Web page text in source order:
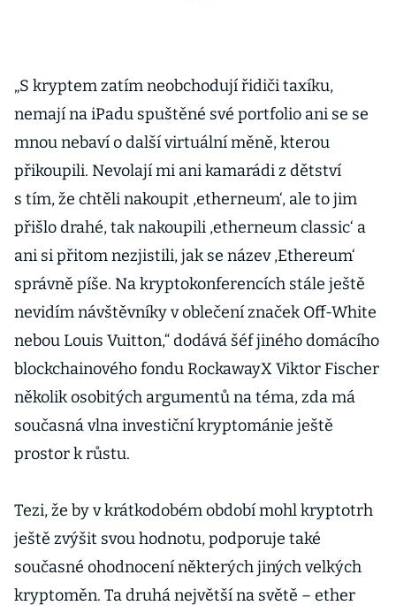
„S kryptem zatím neobchodují řidiči taxíku,
nemají na iPadu spuštěné své portfolio ani se se
mnou nebaví o další virtuální měně, kterou
přikoupili. Nevolají mi ani kamarádi z dětství
s tím, že chtěli nakoupit ,etherneum‘, ale to jim
přišlo drahé, tak nakoupili ,etherneum classic‘ a
ani si přitom nezjistili, jak se název ,Ethereum‘
správně píše. Na kryptokonferencích stále ještě
nevidím návštěvníky v oblečení značek Off-White
nebou Louis Vuitton,“ dodává šéf jiného domácího
blockchainového fondu RockawayX Viktor Fischer
několik osobitých argumentů na téma, zda má
současná vlna investiční kryptománie ještě
prostor k růstu.
Tezi, že by v krátkodobém období mohl kryptotrh
ještě zvýšit svou hodnotu, podporuje také
současné ohodnocení některých jiných velkých
kryptoměn. Ta druhá největší na světě – ether